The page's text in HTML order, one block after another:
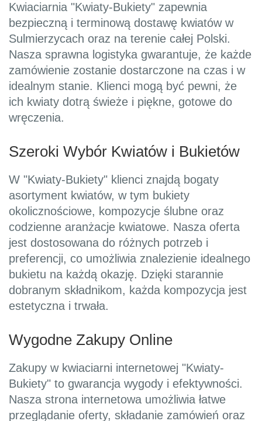
Kwiaciarnia "Kwiaty-Bukiety" zapewnia
bezpieczną i terminową dostawę kwiatów w
Sulmierzycach oraz na terenie całej Polski.
Nasza sprawna logistyka gwarantuje, że każde
zamówienie zostanie dostarczone na czas i w
idealnym stanie. Klienci mogą być pewni, że
ich kwiaty dotrą świeże i piękne, gotowe do
wręczenia.
Szeroki Wybór Kwiatów i Bukietów
W "Kwiaty-Bukiety" klienci znajdą bogaty
asortyment kwiatów, w tym bukiety
okolicznościowe, kompozycje ślubne oraz
codzienne aranżacje kwiatowe. Nasza oferta
jest dostosowana do różnych potrzeb i
preferencji, co umożliwia znalezienie idealnego
bukietu na każdą okazję. Dzięki starannie
dobranym składnikom, każda kompozycja jest
estetyczna i trwała.
Wygodne Zakupy Online
Zakupy w kwiaciarni internetowej "Kwiaty-
Bukiety" to gwarancja wygody i efektywności.
Nasza strona internetowa umożliwia łatwe
przeglądanie oferty, składanie zamówień oraz